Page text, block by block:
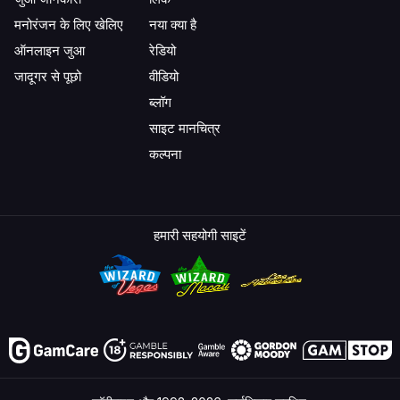
Spin Games
Saucify 184 7 समीक्षा
IGT 158 15
Concept
Gaming
157 7 समीक्षा
मनोरंजन के लिए खेलिए
ऑनलाइन जुआ
जादूगर से पूछो
नया क्या है
रेडियो
वीडियो
ब्लॉग
साइट मानचित्र
कल्पना
हमारी सहयोगी साइटें